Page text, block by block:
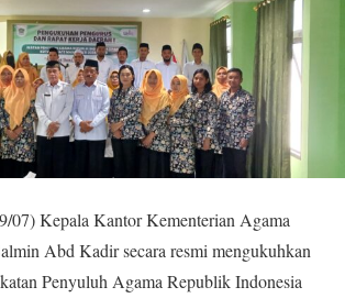
07) Kepala Kantor Kementerian Agama
Abd Kadir secara resmi mengukuhkan
Penyuluh Agama Republik Indonesia